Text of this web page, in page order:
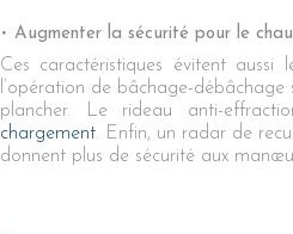
Augmenter la sécurité pour le
Ces caractéristiques évitent aussi
l’opération de bâchage-
plancher. Le rideau anti-
chargement. Enfin, un radar de
donnent plus de sécurité aux